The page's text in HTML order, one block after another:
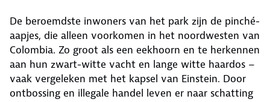
De beroemdste inwoners van het park zijn de pinché-
aapjes, die alleen voorkomen in het noordwesten van
Colombia. Zo groot als een eekhoorn en te herkennen
aan hun zwart-witte vacht en lange witte haardos –
vaak vergeleken met het kapsel van Einstein. Door
ontbossing en illegale handel leven er naar schatting